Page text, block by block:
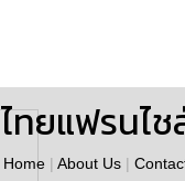
ไทยแฟรนไช
Home | About Us |